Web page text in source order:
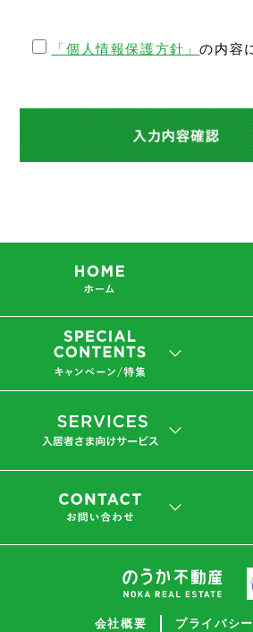
「個人情報保護方針」の内容
会社概要 プライバシ